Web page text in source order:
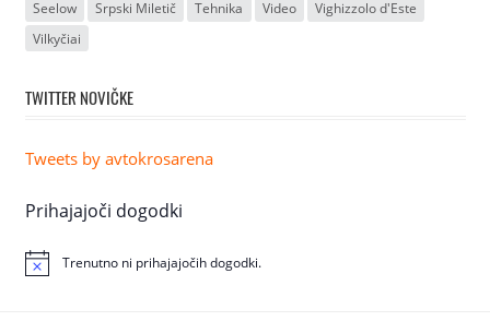
Seelow
Srpski Miletič Tehnika Video
Vighizzolo d'Este
Vilkyčiai
TWITTER NOVIČKE
Tweets by avtokrosarena
Prihajajoči dogodki
Trenutno ni prihajajočih dogodki.